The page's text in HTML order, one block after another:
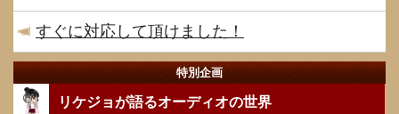
すぐに対応して頂けました！
特別企画
リケジョが語るオーディオの世界